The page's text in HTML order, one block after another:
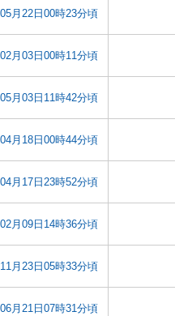
月22日00時23分頃
月03日00時11分頃
月03日11時42分頃
月18日00時44分頃
月17日23時52分頃
月09日14時36分頃
月23日05時33分頃
月21日07時31分頃